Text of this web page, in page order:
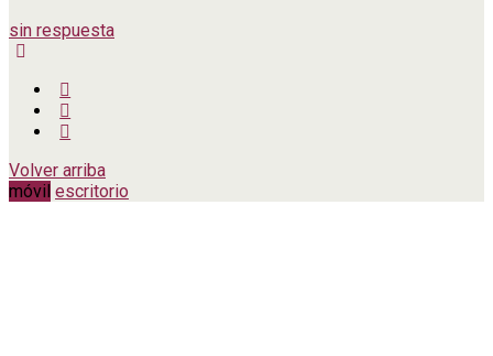
sin respuesta
Volver arriba
móvil escritorio